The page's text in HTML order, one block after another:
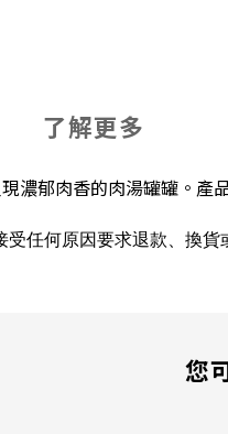
了解更多
濃郁肉香的肉湯罐罐。產
任何原因要求退款、換貨
您